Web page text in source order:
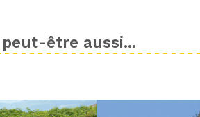
être aussi...